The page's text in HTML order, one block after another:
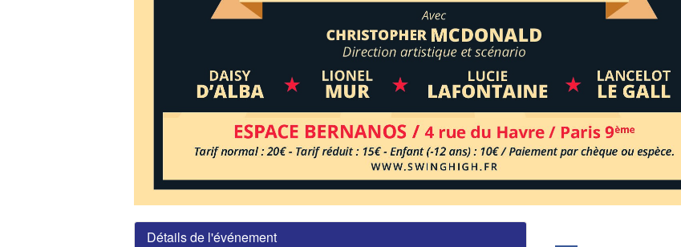
Détails de l'événement